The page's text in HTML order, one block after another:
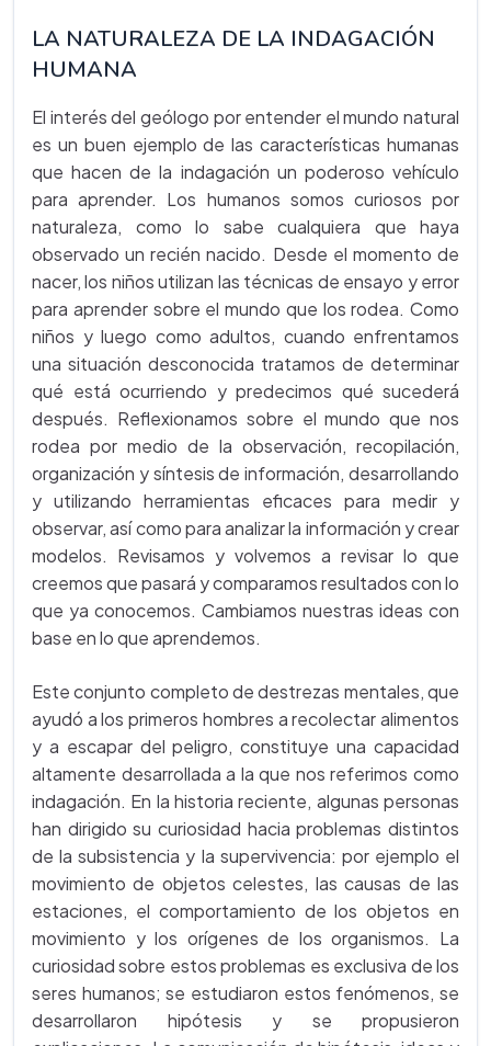
LA NATURALEZA DE LA INDAGACIÓN
HUMANA
El interés del geólogo por entender el mundo natural
es un buen ejemplo de las características humanas
que hacen de la indagación un poderoso vehículo
para aprender. Los humanos somos curiosos por
naturaleza, como lo sabe cualquiera que haya
observado un recién nacido. Desde el momento de
nacer, los niños utilizan las técnicas de ensayo y error
para aprender sobre el mundo que los rodea. Como
niños y luego como adultos, cuando enfrentamos
una situación desconocida tratamos de determinar
qué está ocurriendo y predecimos qué sucederá
después. Reflexionamos sobre el mundo que nos
rodea por medio de la observación, recopilación,
organización y síntesis de información, desarrollando
y utilizando herramientas eficaces para medir y
observar, así como para analizar la información y crear
modelos. Revisamos y volvemos a revisar lo que
creemos que pasará y comparamos resultados con lo
que ya conocemos. Cambiamos nuestras ideas con
base en lo que aprendemos.
Este conjunto completo de destrezas mentales, que
ayudó a los primeros hombres a recolectar alimentos
y a escapar del peligro, constituye una capacidad
altamente desarrollada a la que nos referimos como
indagación. En la historia reciente, algunas personas
han dirigido su curiosidad hacia problemas distintos
de la subsistencia y la supervivencia: por ejemplo el
movimiento de objetos celestes, las causas de las
estaciones, el comportamiento de los objetos en
movimiento y los orígenes de los organismos. La
curiosidad sobre estos problemas es exclusiva de los
seres humanos; se estudiaron estos fenómenos, se
desarrollaron hipótesis y se propusieron